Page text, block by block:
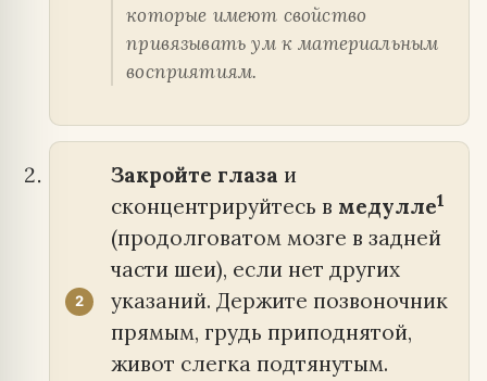
которые имеют свойство
привязывать ум к материальным
восприятиям.
Закройте глаза и
сконцентрируйтесь в медулле1
(продолговатом мозге в задней
части шеи), если нет других
указаний. Держите позвоночник
прямым, грудь приподнятой,
живот слегка подтянутым.